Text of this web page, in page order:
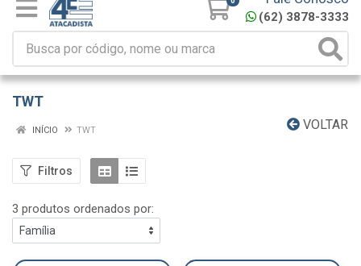
(62) 3878-3333
TWT
VOLTAR
INÍCIO TWT
Filtros
3 produtos ordenados por: